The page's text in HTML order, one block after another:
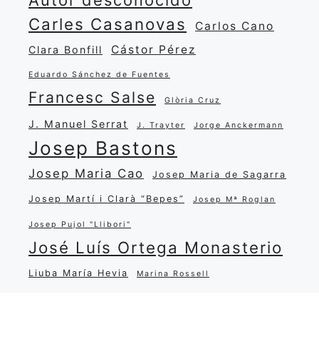
Carles Casanovas Carlos Cano
Clara Bonfill Cástor Pérez
Eduardo Sánchez de Fuentes
Francesc Salse Glòria Cruz
J. Manuel Serrat J. Trayter Jorge Anckermann
Josep Bastons
Josep Maria Cao Josep Maria de Sagarra
Josep Martí i Clarà “Bepes” Josep Mª Roglan
Josep Pujol "Llibori"
José Luís Ortega Monasterio
Liuba María Hevia Marina Rossell